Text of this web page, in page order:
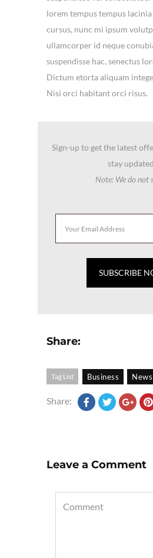
lorem tempus tempus
cursus, nunc mi ipsum
ullamcorper id neque
suspendisse hac, senectus
Dictum etorta aliquam
Nisi orci habitant orci risus.
Sign-up to get the latest
stay
Note: We do not
Share:
Tag List Business News
Share:
Leave a Comment